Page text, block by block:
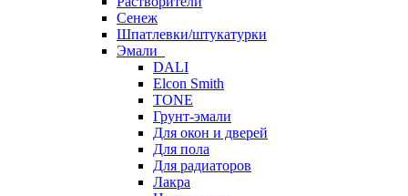
Сенеж
Шпатлевки/штукатурки
Эмали
DALI
Elcon Smith
TONE
Грунт-эмали
Для окон и дверей
Для пола
Для радиаторов
Лакра